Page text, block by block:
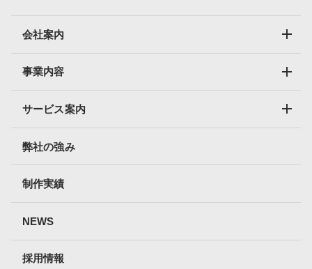
会社案内
事業内容
サービス案内
弊社の強み
制作実績
NEWS
採用情報